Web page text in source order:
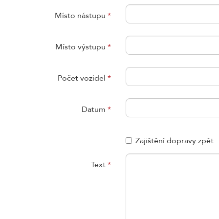
Místo nástupu *
Místo výstupu *
Počet vozidel *
Datum *
Zajištění dopravy zpět
Text*